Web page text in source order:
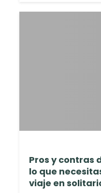
Pros y contras
lo que
viaje en